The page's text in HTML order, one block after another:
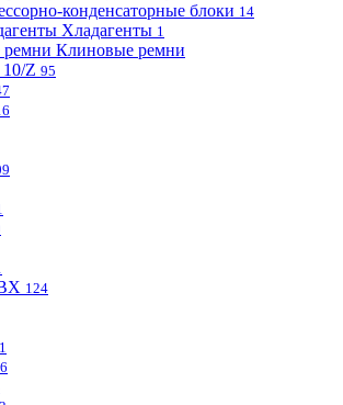
конденсаторные блоки 14
Хладагенты 1
Клиновые ремни
10/Z 95
124